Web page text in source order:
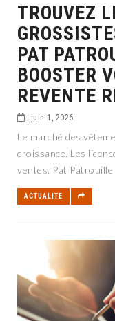
TROUVEZ
PAT
BOOSTER
REVENTE
juin 1, 2026
Le marché des
croissance. Les
ventes. Pat
ACTUALITÉ